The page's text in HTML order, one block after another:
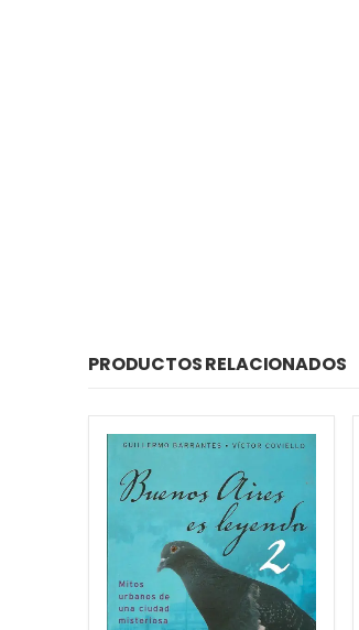
PRODUCTOS RELACIONADOS